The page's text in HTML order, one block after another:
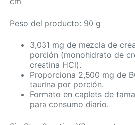
Peso del producto: 90 g
3,031 mg de mezcla de
porción (monohidrato de
creatina HCl).
Proporciona 2,500 mg de
taurina por porción.
Formato en caplets de
para consumo diario.